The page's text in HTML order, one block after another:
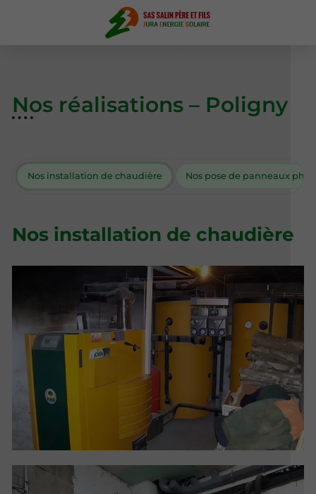
Nos réalisations – Poligny
Nos installation de chaudière Nos pose de panneaux
Nos installation de chaudière